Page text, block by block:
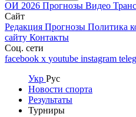
ОИ 2026 Прогнозы Видео
Сайт
Редакция Прогнозы Политика
сайту Контакты
Соц. сети
facebook x youtube instagram
Укр Рус
Новости спорта
Результаты
Турниры